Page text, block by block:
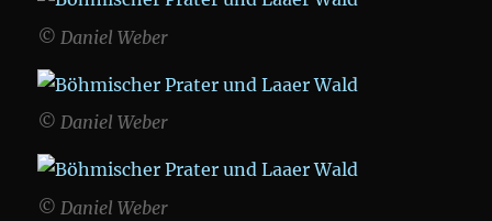
© Daniel Weber
© Daniel Weber
© Daniel Weber